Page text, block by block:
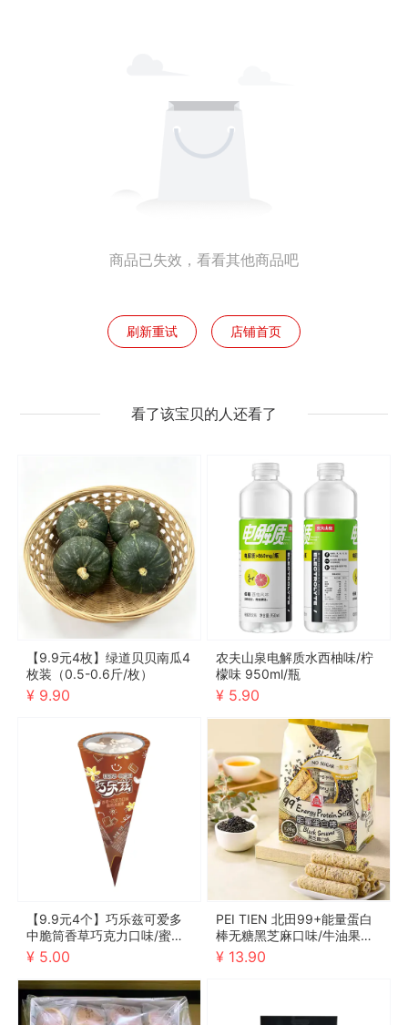
商品已失效，看看其他商品吧
刷新重试 店铺首页
看了该宝贝的人还看了
【9.9元4枚】绿道贝贝南瓜4
枚装（0.5-0.6斤/枚）
¥ 9.90
农夫山泉电解质水西柚味/柠
檬味 950ml/瓶
¥ 5.90
【9.9元4个】巧乐兹可爱多
中脆筒香草巧克力口味/蜜瓜
玫瑰车厘子口味 70g
¥ 5.00
PEI TIEN 北田99+能量蛋白
棒无糖黑芝麻口味/牛油果口
味 120g/袋
¥ 13.90